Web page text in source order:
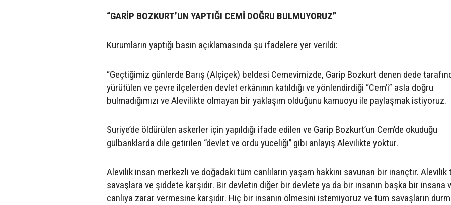
“GARİP BOZKURT’UN YAPTIĞI CEMİ DOĞRU BULMUYORUZ”
Kurumların yaptığı basın açıklamasında şu ifadelere yer verildi:
“Geçtiğimiz günlerde Barış (Alçiçek) beldesi Cemevimizde, Garip Bozkurt denen dede
yürütülen ve çevre ilçelerden devlet erkânının katıldığı ve yönlendirdiği “Cem’i” asla doğru
bulmadığımızı ve Alevilikte olmayan bir yaklaşım olduğunu kamuoyu ile paylaşmak istiyoruz.
Suriye’de öldürülen askerler için yapıldığı ifade edilen ve Garip Bozkurt’un Cem’de okuduğu
gülbanklarda dile getirilen ‘’devlet ve ordu yüceliği’’ gibi anlayış Alevilikte yoktur.
Alevilik insan merkezli ve doğadaki tüm canlıların yaşam hakkını savunan bir inançtır. Alevilik
savaşlara ve şiddete karşıdır. Bir devletin diğer bir devlete ya da bir insanın başka bir insana
canlıya zarar vermesine karşıdır. Hiç bir insanın ölmesini istemiyoruz ve tüm savaşların